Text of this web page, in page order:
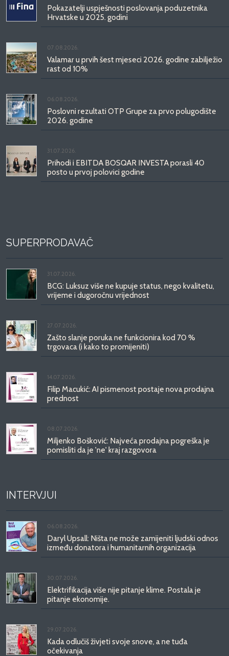
Pokazatelji uspješnosti poslovanja poduzetnika
Hrvatske u 2025. godini
07.08.2026.
Valamar u prvih šest mjeseci 2026. godine zabilježio
rast od 10%
06.08.2026.
Poslovni rezultati OTP Grupe za prvo polugodište
2026. godine
31.07.2026.
Prihodi i EBITDA BOSQAR INVESTA porasli 40
posto u prvoj polovici godine
SUPERPRODAVAČ
31.07.2026.
BCG: Luksuz više ne kupuje status, nego kvalitetu,
vrijeme i dugoročnu vrijednost
27.07.2026.
Zašto slanje poruka ne funkcionira kod 70 %
trgovaca (i kako to promijeniti)
14.07.2026.
Filip Macukić: AI pismenost postaje nova prodajna
prednost
08.07.2026.
Miljenko Bošković: Najveća prodajna pogreška je
pomisliti da je 'ne' kraj razgovora
INTERVJUI
06.08.2026.
Daryl Upsall: Ništa ne može zamijeniti ljudski odnos
između donatora i humanitarnih organizacija
30.07.2026.
Elektrifikacija više nije pitanje klime. Postala je
pitanje ekonomije.
29.07.2026.
Kada odlučiš živjeti svoje snove, a ne tuđa
očekivanja